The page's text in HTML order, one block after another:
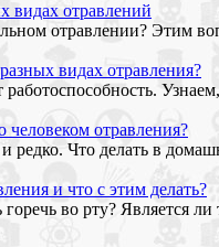
видах отравлений
отравлении? Этим
видах отравления?
работоспособность.
отравления?
редко. Что делать в
и что с этим делать?
горечь во рту?